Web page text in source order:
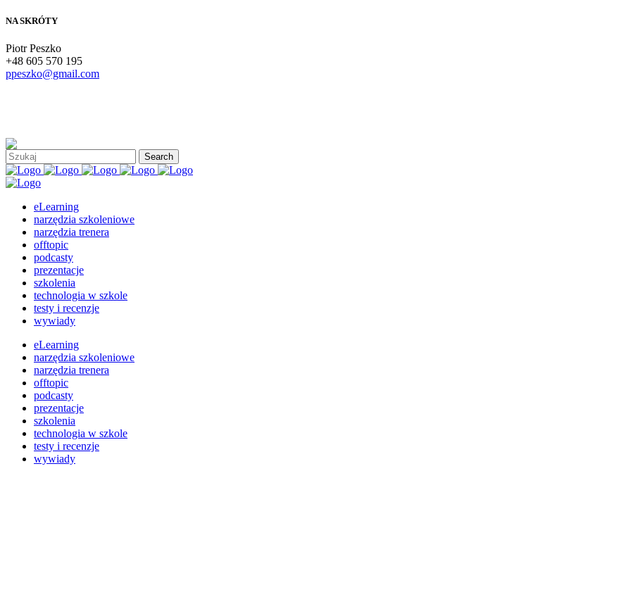
NA SKRÓTY
Piotr Peszko
+48 605 570 195
ppeszko@gmail.com
eLearning
narzędzia szkoleniowe
narzędzia trenera
offtopic
podcasty
prezentacje
szkolenia
technologia w szkole
testy i recenzje
wywiady
eLearning
narzędzia szkoleniowe
narzędzia trenera
offtopic
podcasty
prezentacje
szkolenia
technologia w szkole
testy i recenzje
wywiady